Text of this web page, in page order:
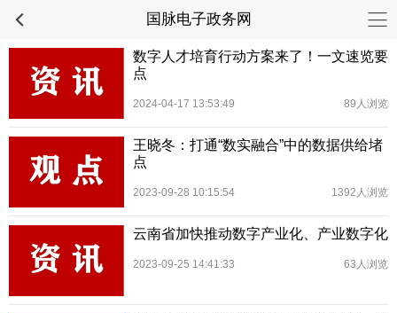
国脉电子政务网
数字人才培育行动方案来了！一文速览要
点
2024-04-17 13:53:49 89人浏览
王晓冬：打通“数实融合”中的数据供给堵
点
2023-09-28 10:15:54 1392人浏览
云南省加快推动数字产业化、产业数字化
2023-09-25 14:41:33 63人浏览